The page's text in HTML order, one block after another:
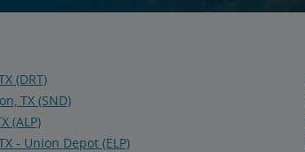
(DRT)
TX (SND)
(ALP)
- Union Depot (ELP)